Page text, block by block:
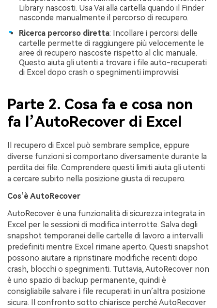
Library nascosti. Usa Vai alla cartella quando il Finder
nasconde manualmente il percorso di recupero.
Ricerca percorso diretta: Incollare i percorsi delle
cartelle permette di raggiungere più velocemente le
aree di recupero nascoste rispetto al clic manuale.
Questo aiuta gli utenti a trovare i file auto-recuperati
di Excel dopo crash o spegnimenti improvvisi.
Parte 2. Cosa fa e cosa non
fa l’AutoRecover di Excel
Il recupero di Excel può sembrare semplice, eppure
diverse funzioni si comportano diversamente durante la
perdita dei file. Comprendere questi limiti aiuta gli utenti
a cercare subito nella posizione giusta di recupero.
Cos’è AutoRecover
AutoRecover è una funzionalità di sicurezza integrata in
Excel per le sessioni di modifica interrotte. Salva degli
snapshot temporanei delle cartelle di lavoro a intervalli
predefiniti mentre Excel rimane aperto. Questi snapshot
possono aiutare a ripristinare modifiche recenti dopo
crash, blocchi o spegnimenti. Tuttavia, AutoRecover non
è uno spazio di backup permanente, quindi è
consigliabile salvare i file recuperati in un’altra posizione
sicura. Il confronto sotto chiarisce perché AutoRecover